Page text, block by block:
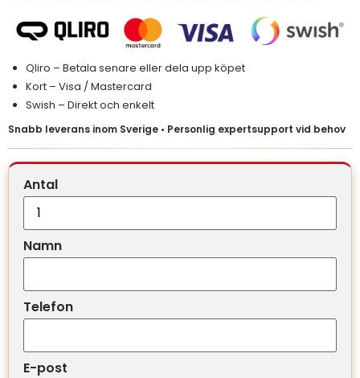
Qliro – Betala senare eller dela upp köpet
Kort – Visa / Mastercard
Swish – Direkt och enkelt
Snabb leverans inom Sverige • Personlig expertsupport vid behov
Antal
Namn
Telefon
E-post